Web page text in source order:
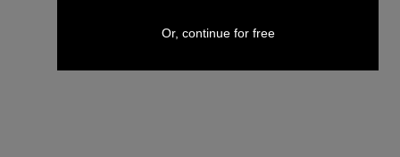
Or, continue for free